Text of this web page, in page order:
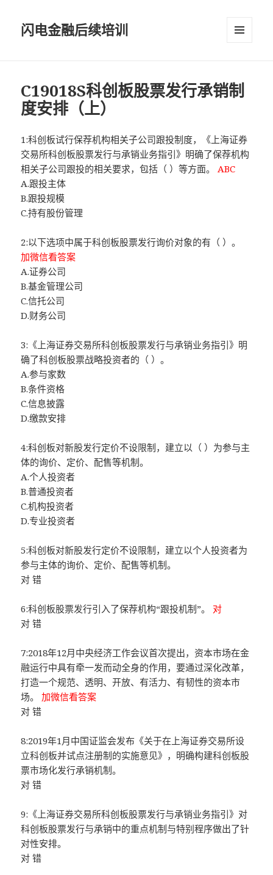
闪电金融后续培训
C19018S科创板股票发行承销制
度安排（上）
1:科创板试行保荐机构相关子公司跟投制度，《上海证券
交易所科创板股票发行与承销业务指引》明确了保荐机构
相关子公司跟投的相关要求，包括（ ）等方面。ABC
A.跟投主体
B.跟投规模
C.持有股份管理
2:以下选项中属于科创板股票发行询价对象的有（ ）。
加微信看答案
A.证券公司
B.基金管理公司
C.信托公司
D.财务公司
3:《上海证券交易所科创板股票发行与承销业务指引》明
确了科创板股票战略投资者的（ ）。
A.参与家数
B.条件资格
C.信息披露
D.缴款安排
4:科创板对新股发行定价不设限制，建立以（ ）为参与主
体的询价、定价、配售等机制。
A.个人投资者
B.普通投资者
C.机构投资者
D.专业投资者
5:科创板对新股发行定价不设限制，建立以个人投资者为
参与主体的询价、定价、配售等机制。
对 错
6:科创板股票发行引入了保荐机构“跟投机制”。 对
对 错
7:2018年12月中央经济工作会议首次提出，资本市场在金
融运行中具有牵一发而动全身的作用，要通过深化改革，
打造一个规范、透明、开放、有活力、有韧性的资本市
场。加微信看答案
对 错
8:2019年1月中国证监会发布《关于在上海证券交易所设
立科创板并试点注册制的实施意见》，明确构建科创板股
票市场化发行承销机制。
对 错
9:《上海证券交易所科创板股票发行与承销业务指引》对
科创板股票发行与承销中的重点机制与特别程序做出了针
对性安排。
对 错